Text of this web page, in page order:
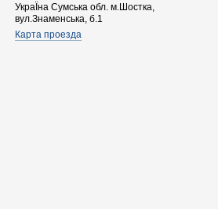
УкраЇна Сумська обл. м.Шостка,
вул.Знаменська, б.1
Карта проезда